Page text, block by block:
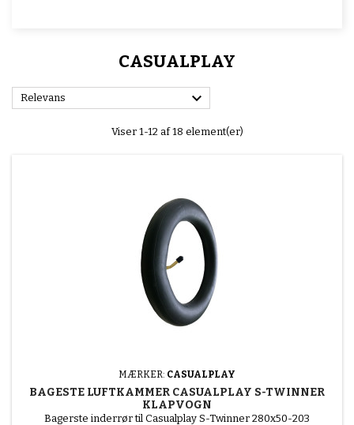
CASUALPLAY
Relevans 
Viser 1-12 af 18 element(er)
MÆRKER: CASUALPLAY
BAGESTE LUFTKAMMER CASUALPLAY S-TWINNER
KLAPVOGN
Bagerste inderrør til Casualplay S-Twinner 280x50-203